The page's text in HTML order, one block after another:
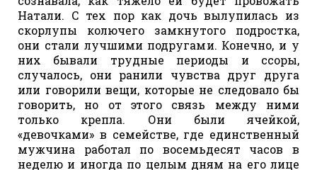
Натали. С тех пор как дочь вылупилась из
скорлупы колючего замкнутого подростка,
они стали лучшими подругами. Конечно, и у
них бывали трудные периоды и ссоры,
случалось, они ранили чувства друг друга
или говорили вещи, которые не следовало бы
говорить, но от этого связь между ними
только крепла. Они были ячейкой,
«девочками» в семействе, где единственный
мужчина работал по восемьдесят часов в
неделю и иногда по целым дням на его лице